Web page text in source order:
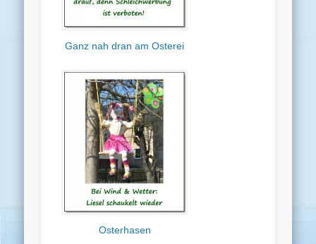
Ganz nah dran am Osterei
Osterhasen